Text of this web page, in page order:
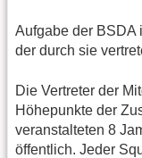
Aufgabe der BSDA
der durch sie
Die Vertreter der
Höhepunkte der
veranstalteten 8
öffentlich. Jeder